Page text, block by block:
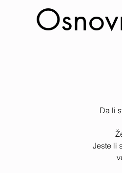
Da li
Jeste li